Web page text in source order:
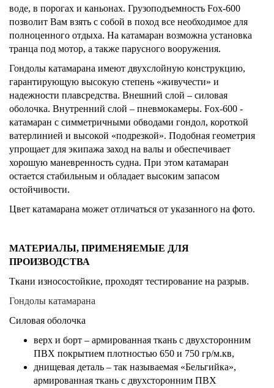
воде, в порогах и каньонах. Грузоподъемность Fox-600
позволит Вам взять с собой в поход все необходимое для
полноценного отдыха. На катамаран возможна установка
транца под мотор, а также парусного вооружения.
Гондолы катамарана имеют двухслойную конструкцию,
гарантирующую высокую степень «живучести» и
надежности плавсредства. Внешний слой – силовая
оболочка. Внутренний слой – пневмокамеры. Fox-600 -
катамаран с симметричными обводами гондол, короткой
ватерлинией и высокой «подрезкой». Подобная геометрия
упрощает для экипажа заход на валы и обеспечивает
хорошую маневренность судна. При этом катамаран
остается стабильным и обладает высоким запасом
остойчивости.
Цвет катамарана может отличаться от указанного на фото.
МАТЕРИАЛЫ, ПРИМЕНЯЕМЫЕ ДЛЯ
ПРОИЗВОДСТВА
Ткани износостойкие, проходят тестирование на разрыв.
Гондолы катамарана
Силовая оболочка
верх и борт – армированная ткань с двухсторонним
ПВХ покрытием плотностью 650 и 750 гр/м.кв,
днищевая деталь – так называемая «Бельгийка»,
армированная ткань с двухсторонним ПВХ